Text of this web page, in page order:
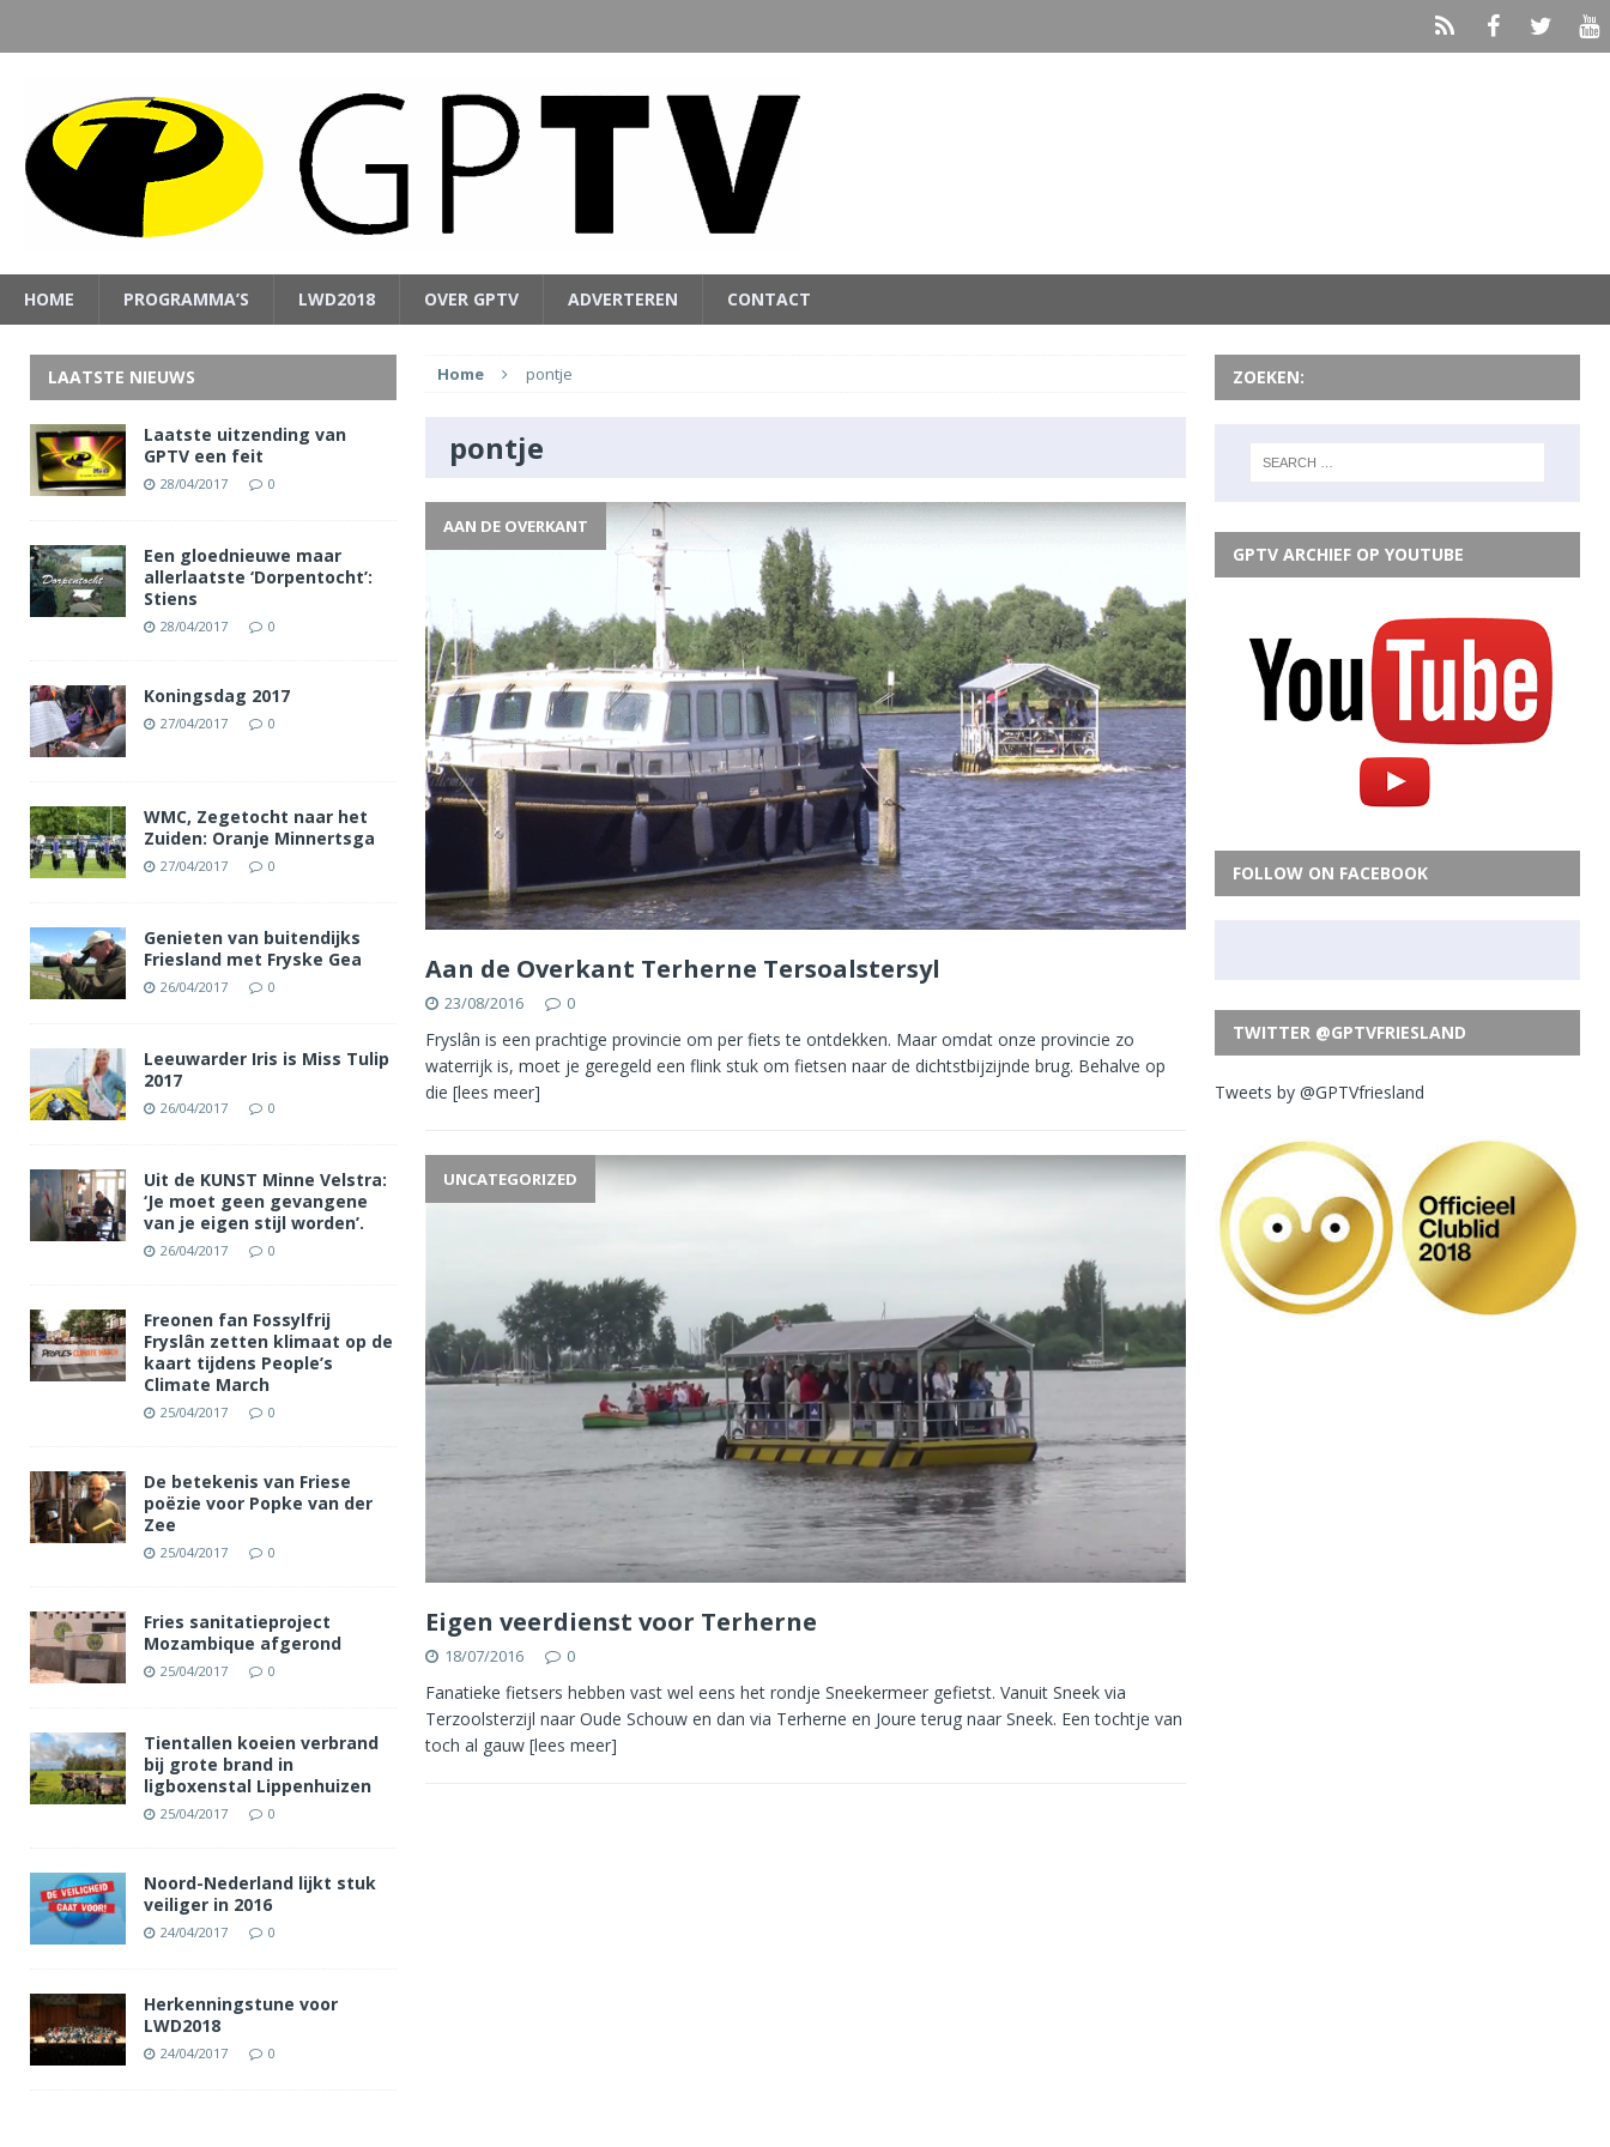
HOME PROGRAMMA’S LWD2018 OVER GPTV ADVERTEREN CONTACT
Home pontje
pontje
AAN DE OVERKANT
Aan de Overkant Terherne Tersoalstersyl
23/08/2016 0
Fryslân is een prachtige provincie om per fiets te ontdekken. Maar omdat onze provincie zo
waterrijk is, moet je geregeld een flink stuk om fietsen naar de dichtstbijzijnde brug. Behalve op
die [lees meer]
UNCATEGORIZED
Eigen veerdienst voor Terherne
18/07/2016 0
Fanatieke fietsers hebben vast wel eens het rondje Sneekermeer gefietst. Vanuit Sneek via
Terzoolsterzijl naar Oude Schouw en dan via Terherne en Joure terug naar Sneek. Een tochtje van
toch al gauw [lees meer]
LAATSTE NIEUWS
Laatste uitzending van
GPTV een feit
28/04/2017 0
Een gloednieuwe maar
allerlaatste ‘Dorpentocht’:
Stiens
28/04/2017 0
Koningsdag 2017
27/04/2017 0
WMC, Zegetocht naar het
Zuiden: Oranje Minnertsga
27/04/2017 0
Genieten van buitendijks
Friesland met Fryske Gea
26/04/2017 0
Leeuwarder Iris is Miss Tulip
2017
26/04/2017 0
Uit de KUNST Minne Velstra:
‘Je moet geen gevangene
van je eigen stijl worden’.
26/04/2017 0
Freonen fan Fossylfrij
Fryslân zetten klimaat op de
kaart tijdens People’s
Climate March
25/04/2017 0
De betekenis van Friese
poëzie voor Popke van der
Zee
25/04/2017 0
Fries sanitatieproject
Mozambique afgerond
25/04/2017 0
Tientallen koeien verbrand
bij grote brand in
ligboxenstal Lippenhuizen
25/04/2017 0
Noord-Nederland lijkt stuk
veiliger in 2016
24/04/2017 0
Herkenningstune voor
LWD2018
24/04/2017 0
ZOEKEN:
GPTV ARCHIEF OP YOUTUBE
FOLLOW ON FACEBOOK
TWITTER @GPTVFRIESLAND
Tweets by @GPTVfriesland